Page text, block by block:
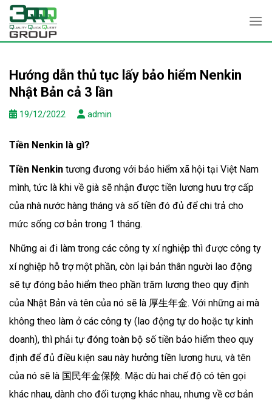
Skip
content
Hướng dẫn thủ tục lấy bảo hiểm Nenkin
Nhật Bản cả 3 lần
19/12/2022 admin
Tiền Nenkin là gì?
Tiền Nenkin tương đương với bảo hiểm xã hội tại Việt Nam
mình, tức là khi về già sẽ nhận được tiền lương hưu trợ cấp
của nhà nước hàng tháng và số tiền đó đủ để chi trả cho
mức sống cơ bản trong 1 tháng.
Những ai đi làm trong các công ty xí nghiệp thì được công ty
xí nghiệp hỗ trợ một phần, còn lại bản thân người lao động
sẽ tự đóng bảo hiểm theo phần trăm lương theo quy định
của Nhật Bản và tên của nó sẽ là 厚生年金. Với những ai mà
không theo làm ở các công ty (lao động tự do hoặc tự kinh
doanh), thì phải tự đóng toàn bộ số tiền bảo hiểm theo quy
định để đủ điều kiện sau này hưởng tiền lương hưu, và tên
của nó sẽ là 国民年金保険. Mặc dù hai chế độ có tên gọi
khác nhau, dành cho đối tượng khác nhau, nhưng về cơ bản